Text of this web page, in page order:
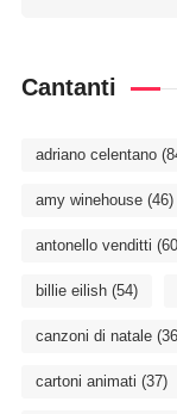
Cantanti
adriano celentano
amy winehouse(46)
antonello venditti
billie eilish(54)
canzoni di natale
cartoni animati (37)